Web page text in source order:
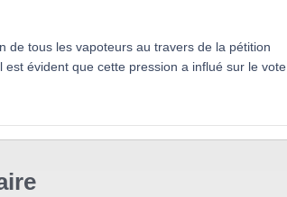
de tous les vapoteurs au travers de la pétition
évident que cette pression a influé sur le vote